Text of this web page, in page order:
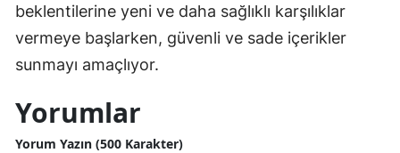
beklentilerine yeni ve daha sağlıklı karşılıklar
vermeye başlarken, güvenli ve sade içerikler
sunmayı amaçlıyor.
Yorumlar
Yorum Yazın (500 Karakter)